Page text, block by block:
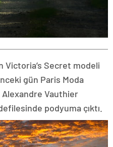
Secret modeli
gün Paris Moda
Alexandre Vauthier
podyuma çıktı.